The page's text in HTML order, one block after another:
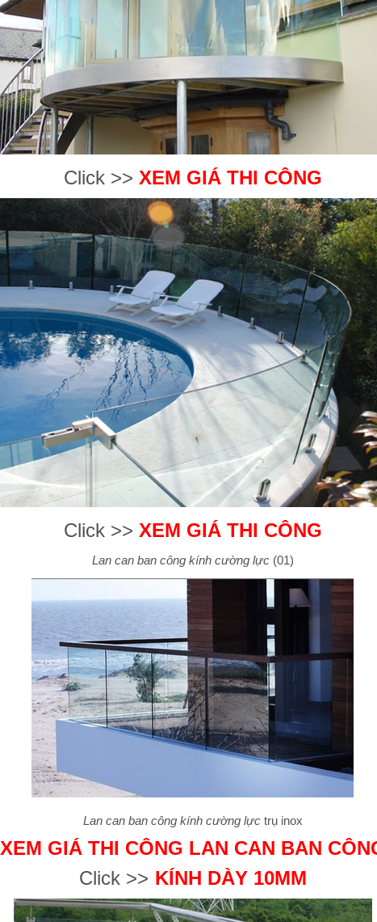
Click >> XEM GIÁ THI CÔNG
Click >> XEM GIÁ THI CÔNG
Lan can ban công kính cường lực (01)
Lan can ban công kính cường lực trụ inox
XEM GIÁ THI CÔNG LAN CAN BAN
Click >> KÍNH DÀY 10MM